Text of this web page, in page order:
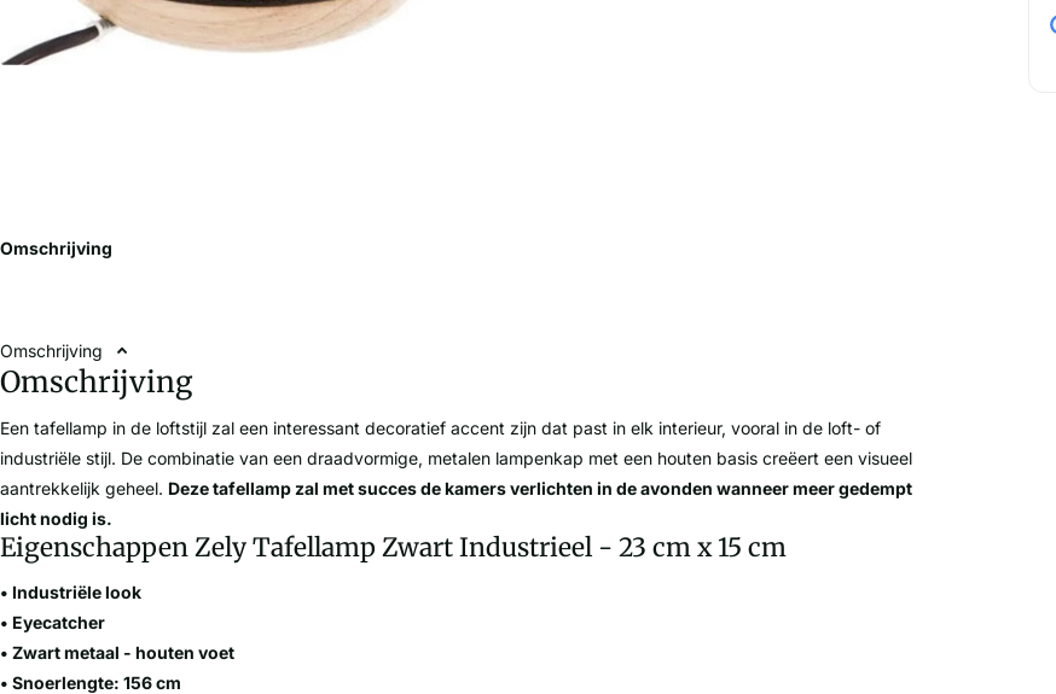
Omschrijving
Omschrijving
Omschrijving
Een tafellamp in de loftstijl zal een interessant decoratief accent zijn dat past in elk interieur, vooral in de loft- of
industriële stijl. De combinatie van een draadvormige, metalen lampenkap met een houten basis creëert een visueel
aantrekkelijk geheel. Deze tafellamp zal met succes de kamers verlichten in de avonden wanneer meer gedempt
licht nodig is.
Eigenschappen Zely Tafellamp Zwart Industrieel - 23 cm x 15 cm
• Industriële look
• Eyecatcher
• Zwart metaal - houten voet
• Snoerlengte: 156 cm